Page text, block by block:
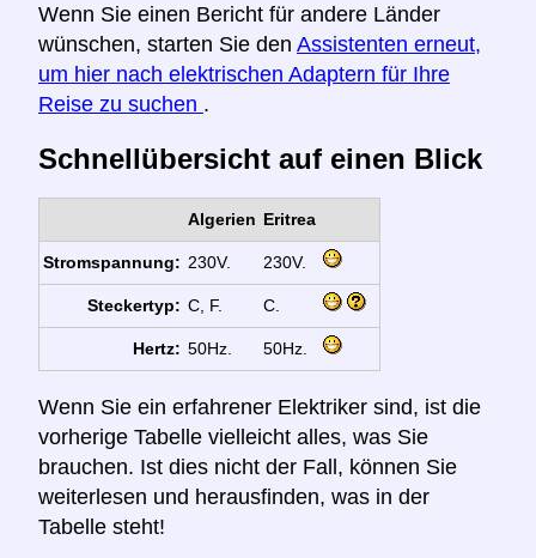
Wenn Sie einen Bericht für andere Länder
wünschen, starten Sie den Assistenten erneut,
um hier nach elektrischen Adaptern für Ihre
Reise zu suchen .
Schnellübersicht auf einen Blick
Algerien Eritrea
Stromspannung: 230V. 230V.
Steckertyp: C, F. C.
Hertz: 50Hz. 50Hz.
Wenn Sie ein erfahrener Elektriker sind, ist die
vorherige Tabelle vielleicht alles, was Sie
brauchen. Ist dies nicht der Fall, können Sie
weiterlesen und herausfinden, was in der
Tabelle steht!